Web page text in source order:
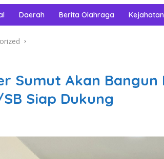
Daerah Berita Olahraga Kejahatan
Sumut Akan Bangun
Siap Dukung